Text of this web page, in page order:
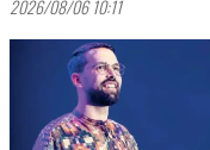
2026/08/06 10:11